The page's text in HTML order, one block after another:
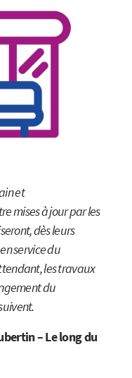
et
mises à jour par les
dès leurs
service du
les travaux
du
– Le long du